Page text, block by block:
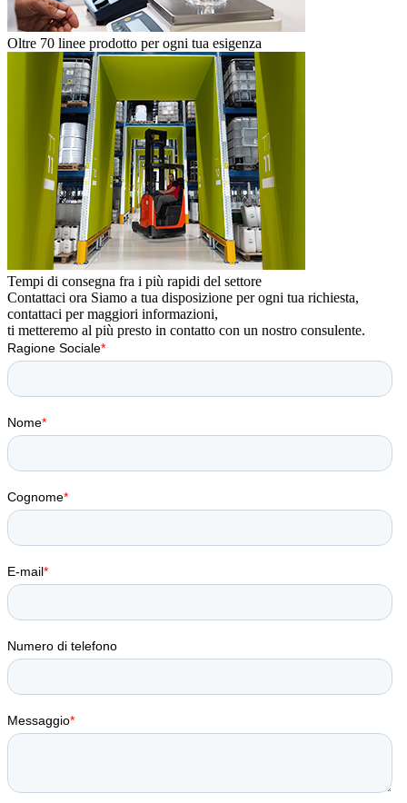
Oltre 70 linee prodotto per ogni tua esigenza
Tempi di consegna fra i più rapidi del settore
Contattaci ora Siamo a tua disposizione per ogni tua richiesta,
contattaci per maggiori informazioni,
ti metteremo al più presto in contatto con un nostro consulente.